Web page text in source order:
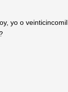
yo o